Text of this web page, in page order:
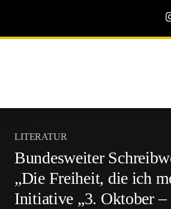
LITERATUR
Bundesweiter
„Die Freiheit, die ich
Initiative „3. Oktober –